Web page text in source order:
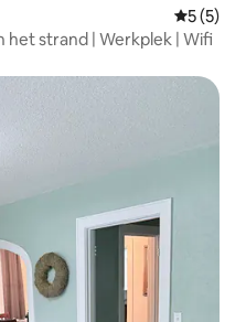
5 (5)
strand | Werkplek | Wifi